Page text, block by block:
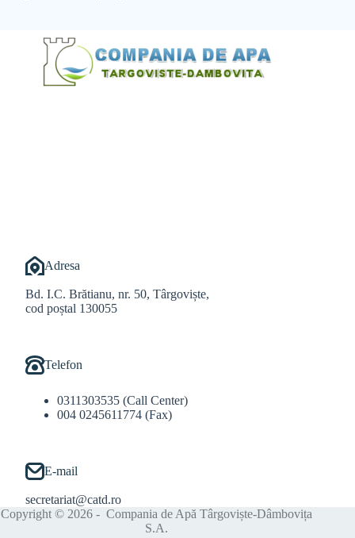
Adresa
Bd. I.C. Brătianu, nr. 50, Târgoviște,
cod poștal 130055
Telefon
0311303535 (Call Center)
004 0245611774 (Fax)
E-mail
secretariat@catd.ro
Copyright © 2026 - Compania de Apă Târgoviște-Dâmbovița
S.A.